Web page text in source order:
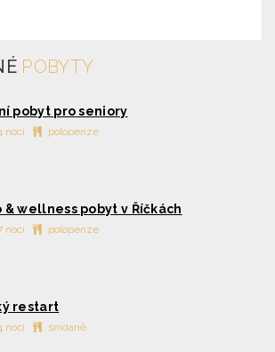
POBYTY
pobyt pro seniory
nocí polopenze
& wellness pobyt v Říčkách
nocí polopenze
restart
nocí snídaně